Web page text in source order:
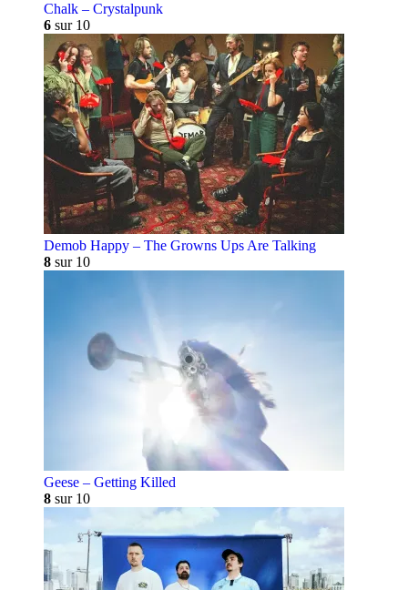
Chalk – Crystalpunk
6 sur 10
Demob Happy – The Growns Ups Are Talking
8 sur 10
Geese – Getting Killed
8 sur 10